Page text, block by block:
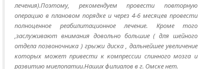
лечения).Поэтому, рекомендуем провести повторную
операцию в плановом порядке и через 4-6 месяцев провести
полноценное реабилитационное лечение. Кроме того
,заслуживают внимания довольно большие ( для шейного
отдела позвоночника ) грыжи диска , дальнейшее увеличение
которых может привести к компрессии спинного мозга и
развитию миелопатии.Наших филиалов в г. Омске нет.